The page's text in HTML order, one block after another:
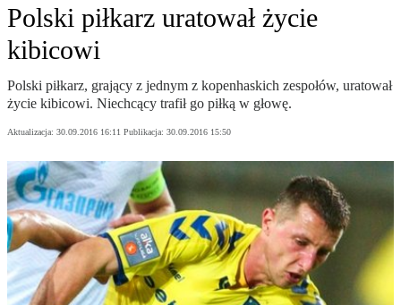
Polski piłkarz uratował życie
kibicowi
Polski piłkarz, grający z jednym z kopenhaskich zespołów, uratował
życie kibicowi. Niechcący trafił go piłką w głowę.
Aktualizacja: 30.09.2016 16:11 Publikacja: 30.09.2016 15:50